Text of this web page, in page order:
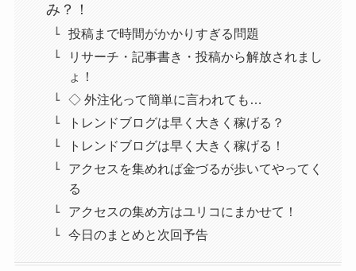
み？！
投稿まで時間がかかりすぎる問題
リサーチ・記事書き・投稿から解放されまし
ょ！
◇ 外注化って簡単に言われても…
トレンドブログは早く大きく稼げる？
トレンドブログは早く大きく稼げる！
アクセスを集めれば金づるが歩いてやってく
る
アクセスの集め方はユリコにまかせて！
今日のまとめと次回予告